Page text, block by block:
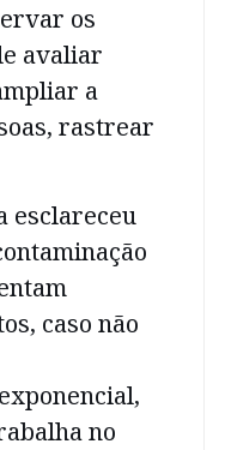
os
avaliar
a
rastrear
esclareceu
caso não
no